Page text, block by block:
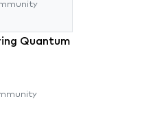
Quantum